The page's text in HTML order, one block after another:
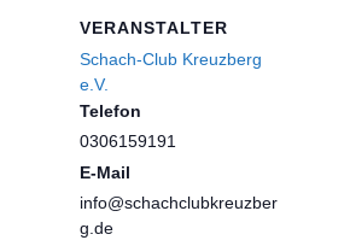
VERANSTALTER
Schach-Club Kreuzberg
e.V.
Telefon
0306159191
E-Mail
info@schachclubkreuzber
g.de